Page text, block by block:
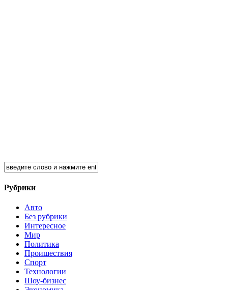
Рубрики
Авто
Без рубрики
Интересное
Мир
Политика
Проишествия
Спорт
Технологии
Шоу-бизнес